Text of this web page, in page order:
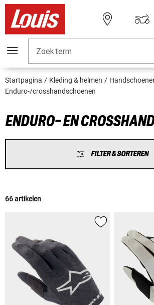
Zoekterm
Startpagina Kleding & helmen
Enduro-/crosshandschoenen
ENDURO- EN
FILTER & SORTEREN
66 artikelen